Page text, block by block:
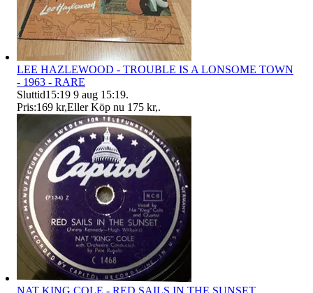
LEE HAZLEWOOD - TROUBLE IS A LONSOME TOWN
- 1963 - RARE
Sluttid15:19 9 aug 15:19.
Pris:169 kr,Eller Köp nu 175 kr,.
NAT KING COLE - RED SAILS IN THE SUNSET